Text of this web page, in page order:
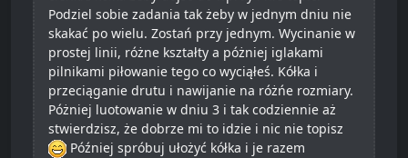
Podziel sobie zadania tak żeby w jednym dniu nie
skakać po wielu. Zostań przy jednym. Wycinanie w
prostej linii, różne kształty a póżniej iglakami
pilnikami piłowanie tego co wyciąłeś. Kółka i
przeciąganie drutu i nawijanie na różńe rozmiary.
Póżniej luotowanie w dniu 3 i tak codziennie aż
stwierdzisz, że dobrze mi to idzie i nic nie topisz
Później spróbuj ułożyć kółka i je razem